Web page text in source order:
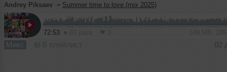
Andrey Piksaev ➝ Summer time to love (mix 2025)
72:53
Микс 02